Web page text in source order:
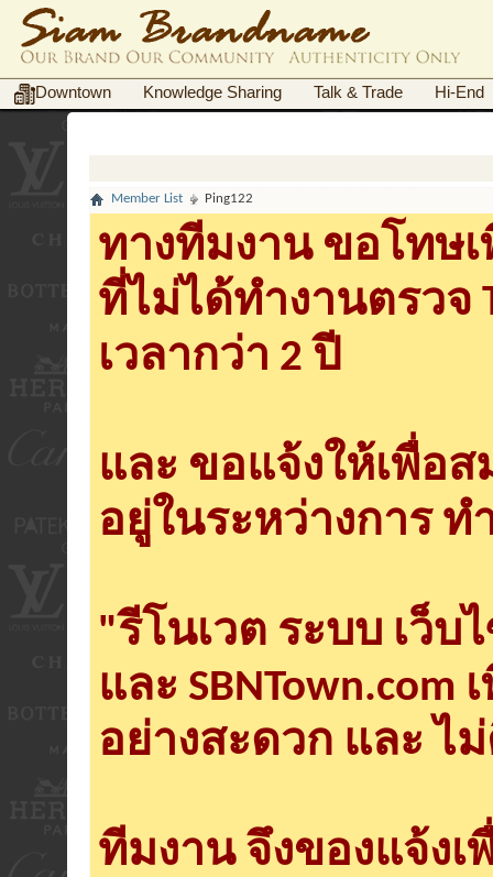
Downtown Knowledge Sharing Talk & Trade Hi-End
Member List Ping122
ทางทีมงาน ขอโทษ
ที่ไม่ได้ทำงานตรวจ
เวลากว่า 2 ปี
และ ขอแจ้งให้เพื่อ
อยู่ในระหว่างการ ท
"รีโนเวต ระบบ เว็บ
และ
อย่างสะดวก และ ไ
ทีมงาน จึงของแจ้ง